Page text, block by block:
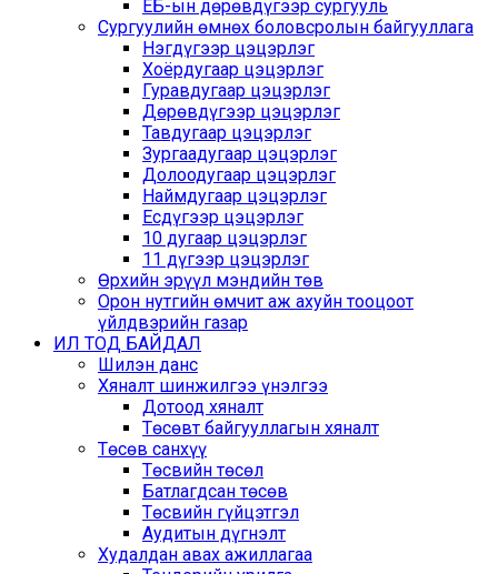
ЕБ-ын дөрөвдүгээр сургууль
Сургуулийн өмнөх боловсролын байгууллага
Нэгдүгээр цэцэрлэг
Хоёрдугаар цэцэрлэг
Гуравдугаар цэцэрлэг
Дөрөвдүгээр цэцэрлэг
Тавдугаар цэцэрлэг
Зургаадугаар цэцэрлэг
Долоодугаар цэцэрлэг
Наймдугаар цэцэрлэг
Есдүгээр цэцэрлэг
10 дугаар цэцэрлэг
11 дүгээр цэцэрлэг
Өрхийн эрүүл мэндийн төв
Орон нутгийн өмчит аж ахуйн тооцоот
үйлдвэрийн газар
ИЛ ТОД БАЙДАЛ
Шилэн данс
Хяналт шинжилгээ үнэлгээ
Дотоод хяналт
Төсөвт байгууллагын хяналт
Төсөв санхүү
Төсвийн төсөл
Батлагдсан төсөв
Төсвийн гүйцэтгэл
Аудитын дүгнэлт
Худалдан авах ажиллагаа